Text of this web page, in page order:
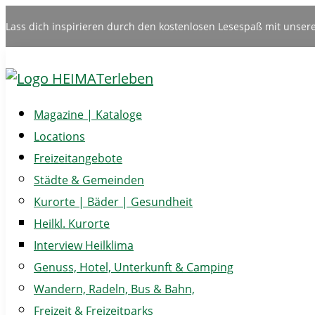
Lass dich inspirieren durch den kostenlosen Lesespaß mit
Magazine | Kataloge
Locations
Freizeitangebote
Städte & Gemeinden
Kurorte | Bäder | Gesundheit
Heilkl. Kurorte
Interview Heilklima
Genuss, Hotel, Unterkunft & Camping
Wandern, Radeln, Bus & Bahn,
Freizeit & Freizeitparks